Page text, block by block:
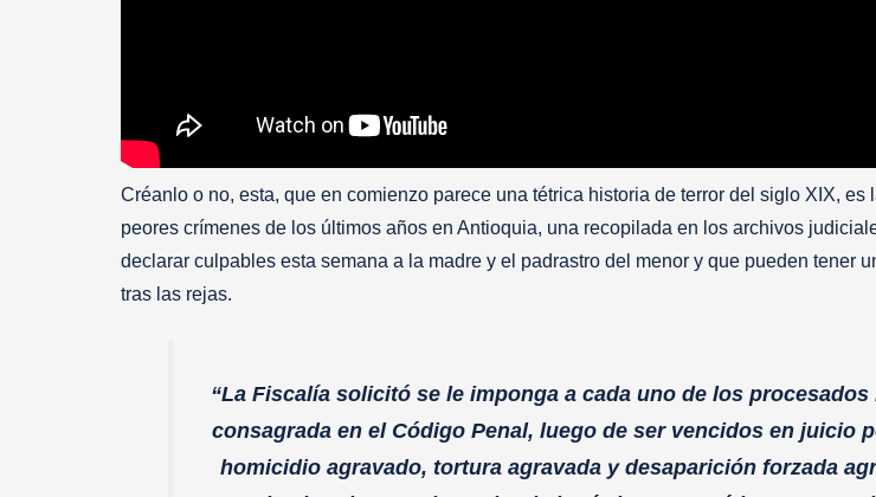
Créanlo o no, esta, que en comienzo parece una tétrica historia de terror del siglo XIX, es
peores crímenes de los últimos años en Antioquia, una recopilada en los archivos
declarar culpables esta semana a la madre y el padrastro del menor y que pueden tener
tras las rejas.
“La Fiscalía solicitó se le imponga a cada uno de los procesados
consagrada en el Código Penal, luego de ser vencidos en juicio
homicidio agravado, tortura agravada y desaparición forzada